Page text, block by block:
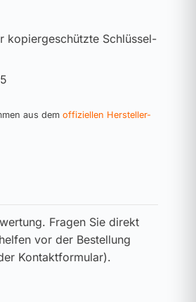
kopiergeschützte Schlüssel-
aus dem offiziellen Hersteller-
Fragen Sie direkt
vor der Bestellung
Kontaktformular).